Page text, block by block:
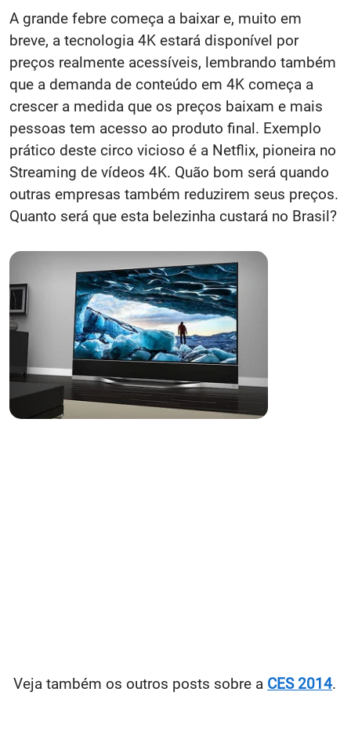
A grande febre começa a baixar e, muito em
breve, a tecnologia 4K estará disponível por
preços realmente acessíveis, lembrando também
que a demanda de conteúdo em 4K começa a
crescer a medida que os preços baixam e mais
pessoas tem acesso ao produto final. Exemplo
prático deste circo vicioso é a Netflix, pioneira no
Streaming de vídeos 4K. Quão bom será quando
outras empresas também reduzirem seus preços.
Quanto será que esta belezinha custará no Brasil?
Veja também os outros posts sobre a CES 2014.